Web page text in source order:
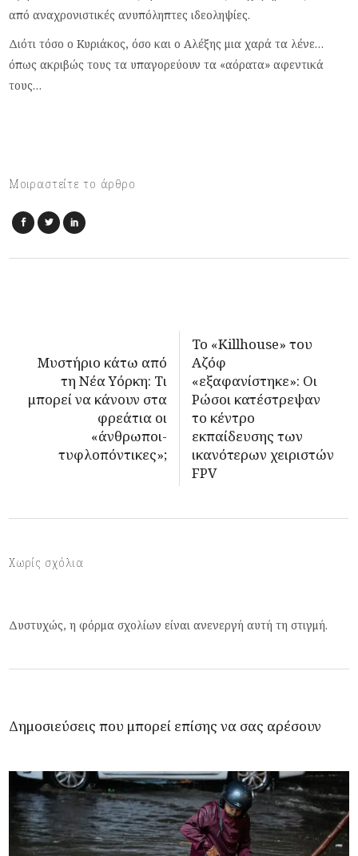
από αναχρονιστικές ανυπόληπτες ιδεοληψίες.
Διότι τόσο ο Κυριάκος, όσο και ο Αλέξης μια χαρά τα λένε…
όπως ακριβώς τους τα υπαγορεύουν τα «αόρατα» αφεντικά
τους…
Μοιραστείτε το άρθρο
Μυστήριο κάτω από
τη Νέα Υόρκη: Τι
μπορεί να κάνουν στα
φρεάτια οι
«άνθρωποι-
τυφλοπόντικες»;
Το «Killhouse» του
Αζόφ
«εξαφανίστηκε»: Oι
Ρώσοι κατέστρεψαν
το κέντρο
εκπαίδευσης των
ικανότερων χειριστών
FPV
Χωρίς σχόλια
Δυστυχώς, η φόρμα σχολίων είναι ανενεργή αυτή τη στιγμή.
Δημοσιεύσεις που μπορεί επίσης να σας αρέσουν